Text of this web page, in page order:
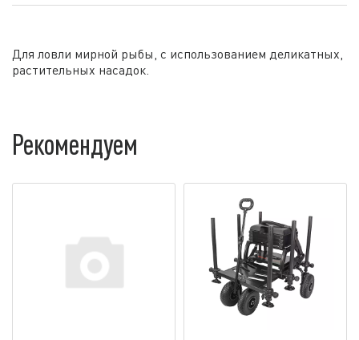
Для ловли мирной рыбы, с использованием деликатных,
растительных насадок.
Рекомендуем